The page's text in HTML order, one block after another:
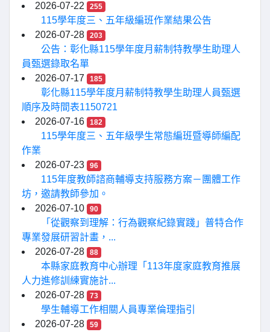
2026-07-22 255
115學年度三、五年級編班作業結果公告
2026-07-28
203
公告：彰化縣115學年度月薪制特教學生助理人
員甄選錄取名單
2026-07-17
185
彰化縣115學年度月薪制特教學生助理人員甄選
順序及時間表1150721
2026-07-16
182
115學年度三、五年級學生常態編班暨導師編配
作業
2026-07-23
96
115年度教師諮商輔導支持服務方案－團體工作
坊，邀請教師參加。
2026-07-10
90
「從觀察到理解：行為觀察紀錄實踐」普特合作
專業發展研習計畫，...
2026-07-28
88
本縣家庭教育中心辦理「113年度家庭教育推展
人力進修訓練實施計...
2026-07-28
73
學生輔導工作相關人員專業倫理指引
2026-07-28
59